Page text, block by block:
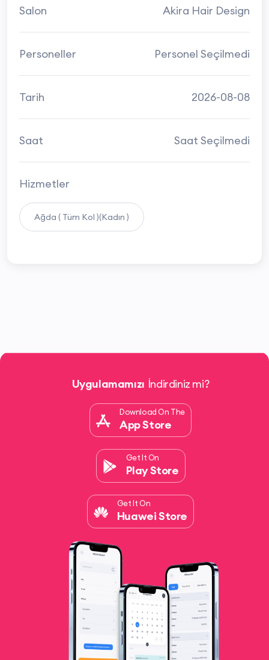
Salon Akira Hair Design
Personeller Personel Seçilmedi
Tarih 2026-08-08
Saat Saat Seçilmedi
Hizmetler
Ağda ( Tüm Kol )(Kadın )
Uygulamamızı İndirdiniz mi?
Download On The
App Store
Get It On
Play Store
Get It On
Huawei Store